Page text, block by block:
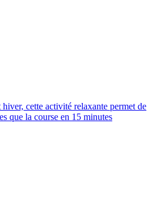
cette activité relaxante permet de
que la course en 15 minutes